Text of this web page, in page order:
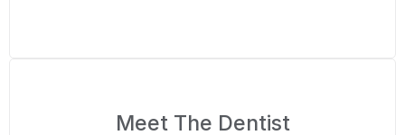
Meet The Dentist